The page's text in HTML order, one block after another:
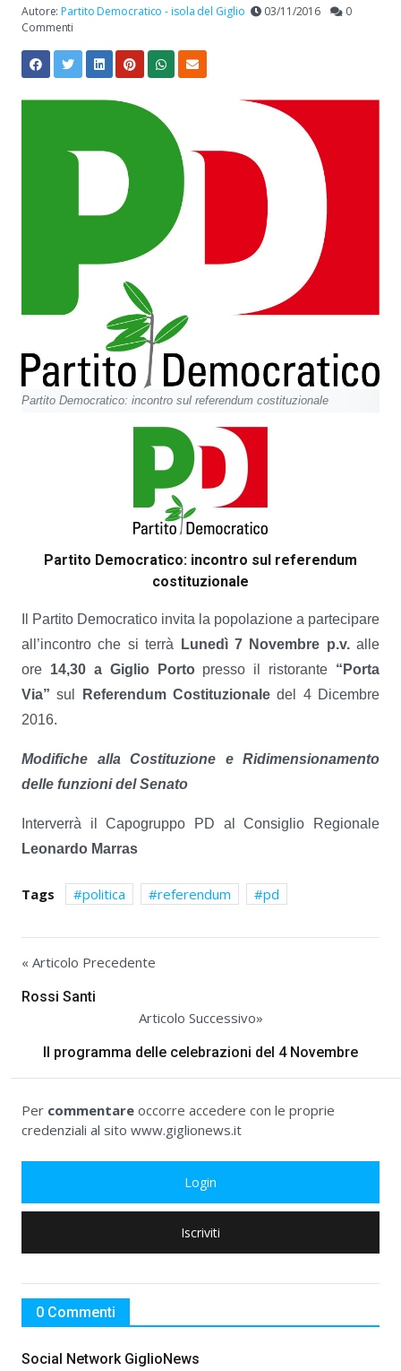
Autore:Partito Democratico - isola del Giglio 03/11/2016
0
Commenti
Partito Democratico: incontro sul referendum costituzionale
Partito Democratico: incontro sul referendum
costituzionale
Il Partito Democratico invita la popolazione a partecipare
all’incontro che si terrà
Lunedì 7 Novembre p.v. alle
ore 14,30 a Giglio Porto presso il ristorante “Porta
Via”sul Referendum Costituzionaledel 4 Dicembre
2016.
Modifiche alla Costituzione e Ridimensionamento
delle funzioni del Senato
Interverrà il Capogruppo PD al Consiglio Regionale
Leonardo Marras
Tags politica referendum pd
« Articolo Precedente
Rossi Santi
Articolo Successivo»
Il programma delle celebrazioni del 4 Novembre
Per commentare occorre accedere con le proprie
credenziali al sito www.giglionews.it
Login
Iscriviti
0 Commenti
Social Network GiglioNews